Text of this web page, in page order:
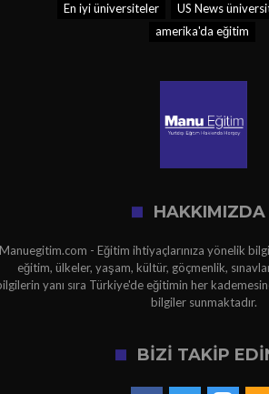
En iyi üniversiteler
US News
amerika'da eğitim
HAKKIMIZDA
- Eğitim ihtiyaçlarınıza yönelik
eğitim, ülkeler, yaşam, kültür, göçmenlik,
yanı sıra Türkiye'de eğitimin her
bilgiler sunmaktadır.
BİZİ TAKİP